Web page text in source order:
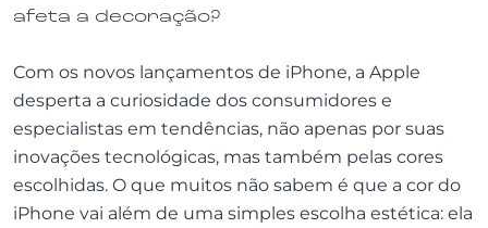
afeta a decoração?
Com os novos lançamentos de iPhone, a Apple
desperta a curiosidade dos consumidores e
especialistas em tendências, não apenas por suas
inovações tecnológicas, mas também pelas cores
escolhidas. O que muitos não sabem é que a cor do
iPhone vai além de uma simples escolha estética: ela